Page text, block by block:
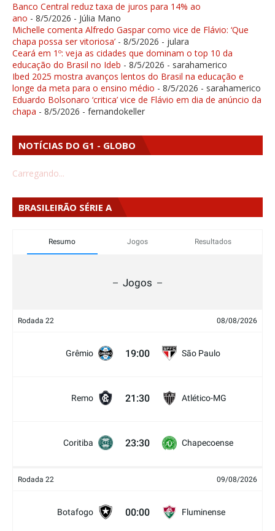
Banco Central reduz taxa de juros para 14% ao
ano - 8/5/2026 - Júlia Mano
Michelle comenta Alfredo Gaspar como vice de Flávio: ‘Que
chapa possa ser vitoriosa’ - 8/5/2026 - julara
Ceará em 1º: veja as cidades que dominam o top 10 da
educação do Brasil no Ideb - 8/5/2026 - sarahamerico
Ibed 2025 mostra avanços lentos do Brasil na educação e
longe da meta para o ensino médio - 8/5/2026 - sarahamerico
Eduardo Bolsonaro ‘critica’ vice de Flávio em dia de anúncio da
chapa - 8/5/2026 - fernandokeller
NOTÍCIAS DO G1 - GLOBO
Carregando...
BRASILEIRÃO SÉRIE A
Resumo Jogos Resultados
Jogos
Rodada 22 08/08/2026
Grêmio 19:00 São Paulo
Remo 21:30 Atlético-MG
Coritiba 23:30 Chapecoense
Rodada 22 09/08/2026
Botafogo 00:00 Fluminense